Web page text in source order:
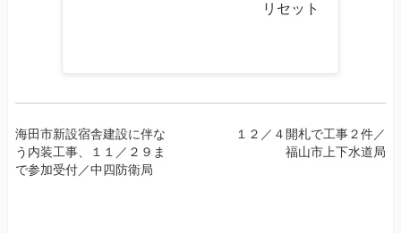
リセット
投
稿
ナ
海田市新設宿舎建設に伴な
う内装工事、１１／２９ま
で参加受付／中四防衛局
１２／４開札で工事２件／
福山市上下水道局